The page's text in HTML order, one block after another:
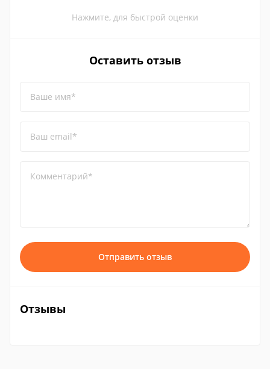
Нажмите, для быстрой оценки
Оставить отзыв
Ваше имя*
Ваш email*
Комментарий*
Отправить отзыв
Отзывы